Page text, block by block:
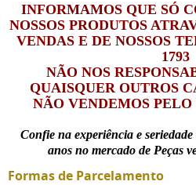
INFORMAMOS QUE SÓ
NOSSOS PRODUTOS
VENDAS E DE NOSSOS
1793
NÃO NOS
QUAISQUER OUTROS
NÃO VENDEMOS
Confie na experiência e
anos no mercado de Peças
Formas de Parcelamento